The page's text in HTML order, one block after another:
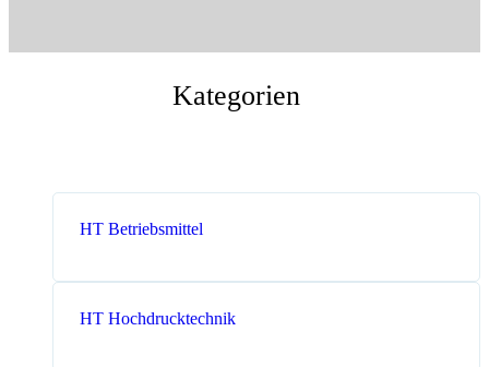
Kategorien
HT Betriebsmittel
HT Hochdrucktechnik